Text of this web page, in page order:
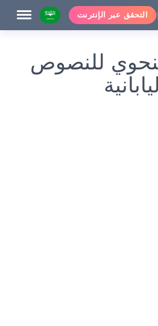
التحقق عبر الإنترنت
للنصوص